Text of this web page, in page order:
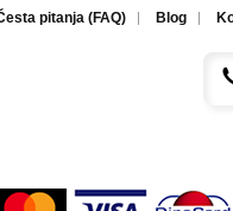
pitanja (FAQ) Blog